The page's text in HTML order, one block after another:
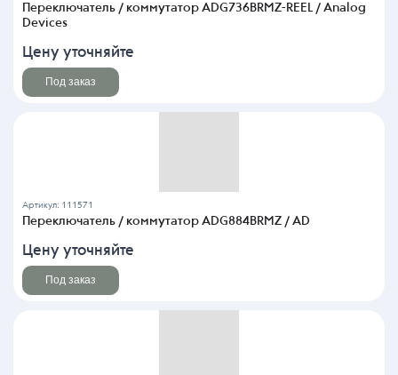
Переключатель / коммутатор ADG736BRMZ-REEL / Analog
Devices
Цену уточняйте
Под заказ
Артикул: 111571
Переключатель / коммутатор ADG884BRMZ / AD
Цену уточняйте
Под заказ